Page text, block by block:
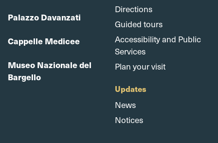
Palazzo Davanzati
Cappelle Medicee
Museo Nazionale del
Bargello
Directions
Guided tours
Accessibility and Public
Services
Plan your visit
Updates
News
Notices